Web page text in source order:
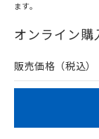
在庫等で未対応
問い合わせくだ
ます。
オンライン購
販売価格（税込）